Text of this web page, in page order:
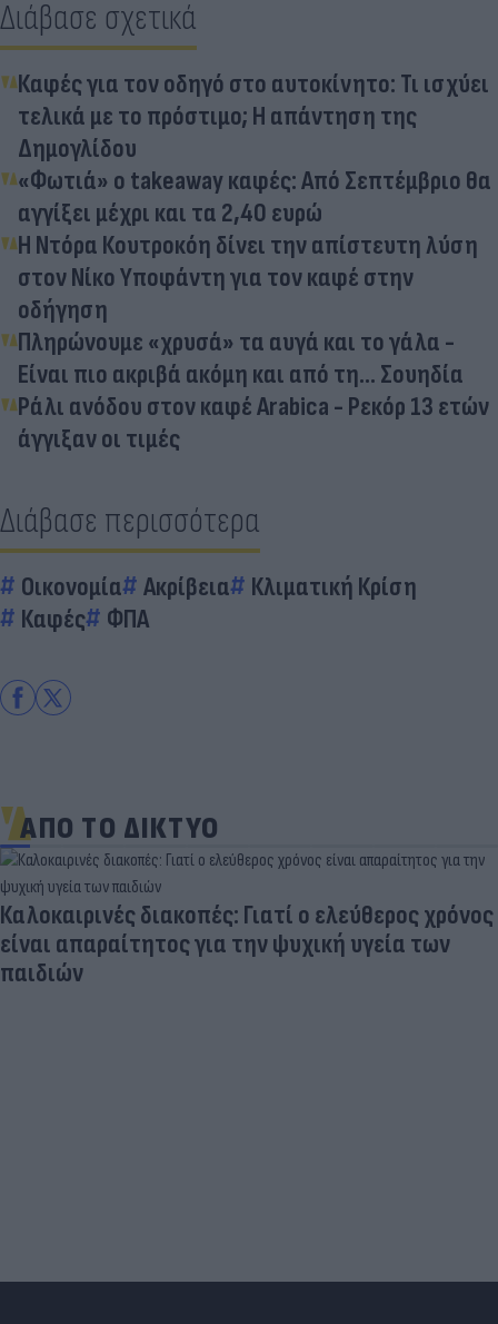
Διάβασε σχετικά
Καφές για τον οδηγό στο αυτοκίνητο: Τι ισχύει
τελικά με το πρόστιμο; Η απάντηση της
Δημογλίδου
«Φωτιά» ο takeaway καφές: Από Σεπτέμβριο θα
αγγίξει μέχρι και τα 2,40 ευρώ
Η Ντόρα Κουτροκόη δίνει την απίστευτη λύση
στον Νίκο Υποφάντη για τον καφέ στην
οδήγηση
Πληρώνουμε «χρυσά» τα αυγά και το γάλα -
Είναι πιο ακριβά ακόμη και από τη... Σουηδία
Ράλι ανόδου στον καφέ Arabica - Ρεκόρ 13 ετών
άγγιξαν οι τιμές
Διάβασε περισσότερα
Οικονομία Ακρίβεια
Κλιματική Κρίση
Καφές
ΦΠΑ
ΑΠΟ ΤΟ ΔΙΚΤΥΟ
Καλοκαιρινές διακοπές: Γιατί ο ελεύθερος χρόνος
είναι απαραίτητος για την ψυχική υγεία των
παιδιών